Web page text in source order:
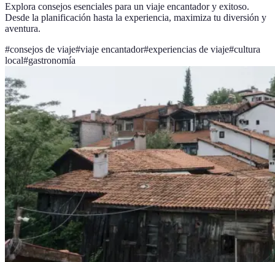
Explora consejos esenciales para un viaje encantador y exitoso.
Desde la planificación hasta la experiencia, maximiza tu diversión y
aventura.
#consejos de viaje#viaje encantador#experiencias de viaje#cultura
local#gastronomía